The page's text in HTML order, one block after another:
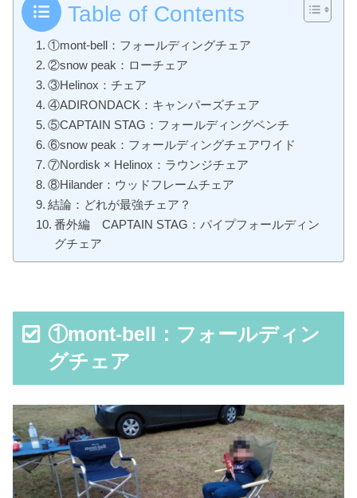
Table of Contents
①mont-bell：フォールディングチェア
②snow peak：ローチェア
③Helinox：チェア
④ADIRONDACK：キャンパーズチェア
⑤CAPTAIN STAG：フォールディングベンチ
⑥snow peak：フォールディングチェアワイド
⑦Nordisk × Helinox：ラウンジチェア
⑧Hilander：ウッドフレームチェア
結論：どれが最強チェア？
番外編 CAPTAIN STAG：パイプフォールディン
グチェア
①mont-bell：フォールディン
グチェア